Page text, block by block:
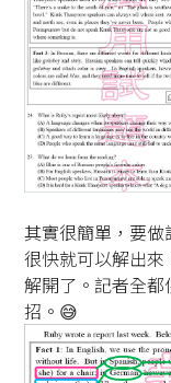
其實很簡單，要
很快就可以解出
解開了。記者全
招。😅